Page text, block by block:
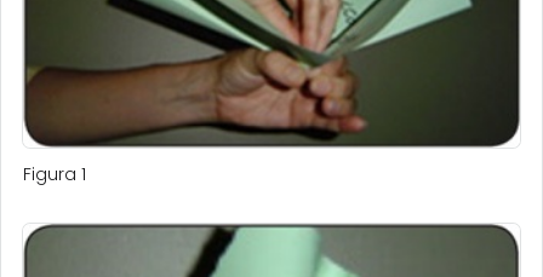
Figura 1